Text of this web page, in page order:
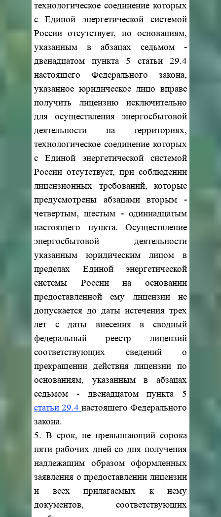
технологическое соединение которых
с Единой энергетической системой
России отсутствует, по основаниям,
указанным в абзацах седьмом -
двенадцатом пункта 5 статьи 29.4
настоящего Федерального закона,
указанное юридическое лицо вправе
получить лицензию исключительно
для осуществления энергосбытовой
деятельности на территориях,
технологическое соединение которых
с Единой энергетической системой
России отсутствует, при соблюдении
лицензионных требований, которые
предусмотрены абзацами вторым -
четвертым, шестым - одиннадцатым
настоящего пункта. Осуществление
энергосбытовой деятельности
указанным юридическим лицом в
пределах Единой энергетической
системы России на основании
предоставленной ему лицензии не
допускается до даты истечения трех
лет с даты внесения в сводный
федеральный реестр лицензий
соответствующих сведений о
прекращении действия лицензии по
основаниям, указанным в абзацах
седьмом - двенадцатом пункта 5
статьи 29.4 настоящего Федерального
закона.
5. В срок, не превышающий сорока
пяти рабочих дней со дня получения
надлежащим образом оформленных
заявления о предоставлении лицензии
и всех прилагаемых к нему
документов, соответствующих